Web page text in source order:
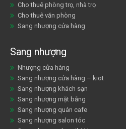
Cho thuê phòng trọ, nhà trọ
Cho thuê văn phòng
Sang nhượng cửa hàng
Sang nhượng
Nhượng cửa hàng
Sang nhượng cửa hàng – kiot
Sang nhượng khách sạn
Sang nhượng mặt bằng
Sang nhượng quán cafe
Sang nhượng salon tóc